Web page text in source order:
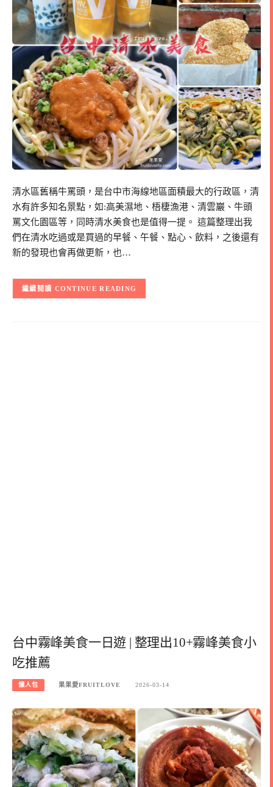
清水區舊稱牛罵頭，是台中市海線地區面積最大的行政區，清
水有許多知名景點，如:高美濕地、梧棲漁港、清雲巖、牛頭
罵文化園區等，同時清水美食也是值得一提。 這篇整理出我
們在清水吃過或是買過的早餐、午餐、點心、飲料，之後還有
新的發現也會再做更新，也…
CONTINUE READING
台中霧峰美食一日遊 | 整理出10+霧峰美食小
吃推薦
懶人包 果果愛FRUITLOVE 2026-03-14